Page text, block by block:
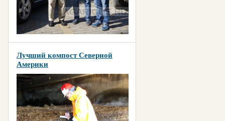
Лучший компост Северной
Америки